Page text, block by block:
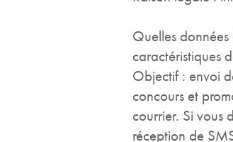
Quelles
caractéristiques
Objectif : envoi
concours et
courrier. Si vous
réception de